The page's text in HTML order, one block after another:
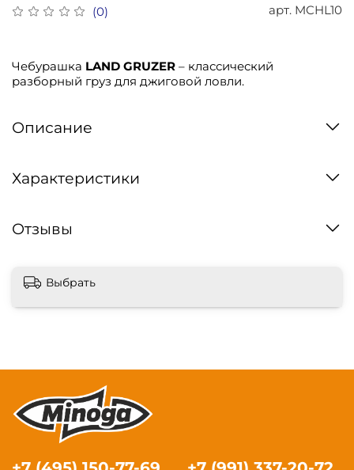
(0) арт. MCHL10
Чебурашка LAND GRUZER – классический
разборный груз для джиговой ловли.
Описание
Характеристики
Отзывы
Выбрать